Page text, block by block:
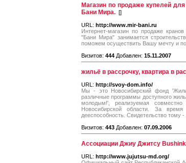
Магазин по продаже купелей
Бани Мира. []
URL: http://www.mir-bani.ru
Интернет-магазин по продаже
"Бани Мира" занимается
поможем осуществить Вашу мечту и
Визитов: 444 Добавлен: 15.11.2007
жильё в рассрочку, квартира в
URL: http://svoy-dom.info/
Мы - это Новосибирский фонд
различные программы доступного
молодым!', реализуемая
Новосибирской области. За
дееспособность. Свидетельство тому
Визитов: 443 Добавлен: 07.09.2006
Ассоциации Джиу Джитсу
URL: http://www.jujutsu-md.org/